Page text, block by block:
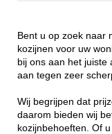
Bent u op zoek naar
kozijnen voor uw
bij ons aan het juiste
aan tegen zeer
Wij begrijpen dat
daarom bieden wij
kozijnbehoeften. Of